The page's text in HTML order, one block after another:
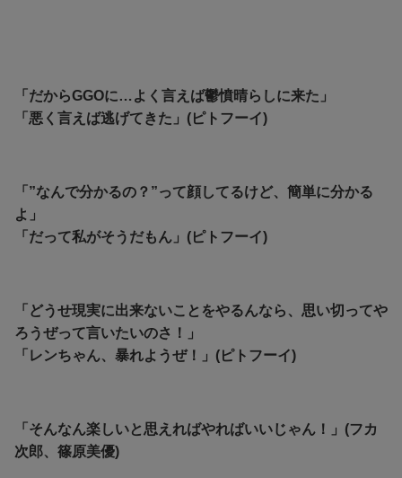
「だからGGOに…よく言えば鬱憤晴らしに来た」
「悪く言えば逃げてきた」(ピトフーイ)
「”なんで分かるの？”って顔してるけど、簡単に分かる
よ」
「だって私がそうだもん」(ピトフーイ)
「どうせ現実に出来ないことをやるんなら、思い切ってや
ろうぜって言いたいのさ！」
「レンちゃん、暴れようぜ！」(ピトフーイ)
「そんなん楽しいと思えればやればいいじゃん！」(フカ
次郎、篠原美優)